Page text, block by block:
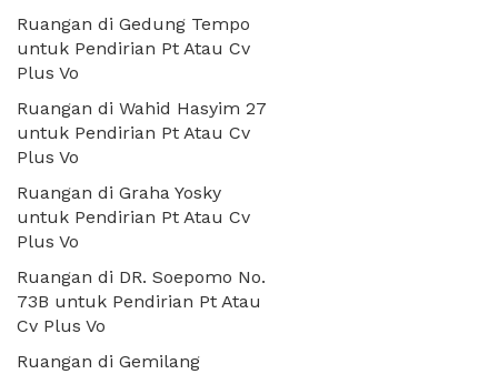
Ruangan di Gedung Tempo
untuk Pendirian Pt Atau Cv
Plus Vo
Ruangan di Wahid Hasyim 27
untuk Pendirian Pt Atau Cv
Plus Vo
Ruangan di Graha Yosky
untuk Pendirian Pt Atau Cv
Plus Vo
Ruangan di DR. Soepomo No.
73B untuk Pendirian Pt Atau
Cv Plus Vo
Ruangan di Gemilang